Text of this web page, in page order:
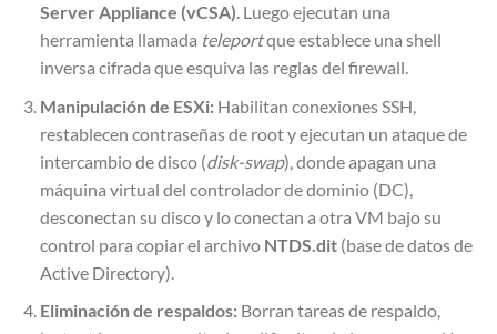
Server Appliance (vCSA). Luego ejecutan una
herramienta llamada teleportque establece una shell
inversa cifrada que esquiva las reglas del firewall.
Manipulación de ESXi:Habilitan conexiones SSH,
restablecen contraseñas de root y ejecutan un ataque de
intercambio de disco (disk-swap), donde apagan una
máquina virtual del controlador de dominio (DC),
desconectan su disco y lo conectan a otra VM bajo su
control para copiar el archivo NTDS.dit(base de datos de
Active Directory).
Eliminación de respaldos:Borran tareas de respaldo,